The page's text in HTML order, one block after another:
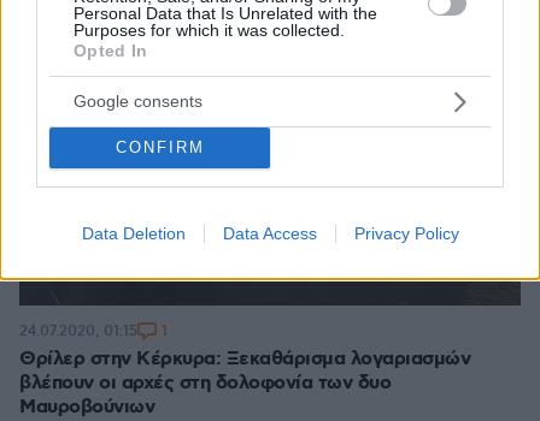
Personal Data that Is Unrelated with the
Purposes for which it was collected.
Opted In
Google consents
CONFIRM
Data Deletion Data Access Privacy Policy
Θρίλερ στην Κέρκυρα: Ξεκαθάρισμα λογαριασμών
βλέπουν οι αρχές στη δολοφονία των δυο
Μαυροβούνιων
24.07.2020, 01:15 1